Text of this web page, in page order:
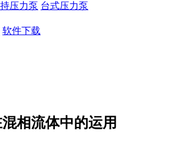
压力泵 台式压力泵
软件下载
相流体中的运用